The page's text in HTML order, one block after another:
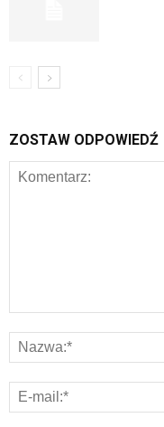
ZOSTAW ODPOWIEDŹ